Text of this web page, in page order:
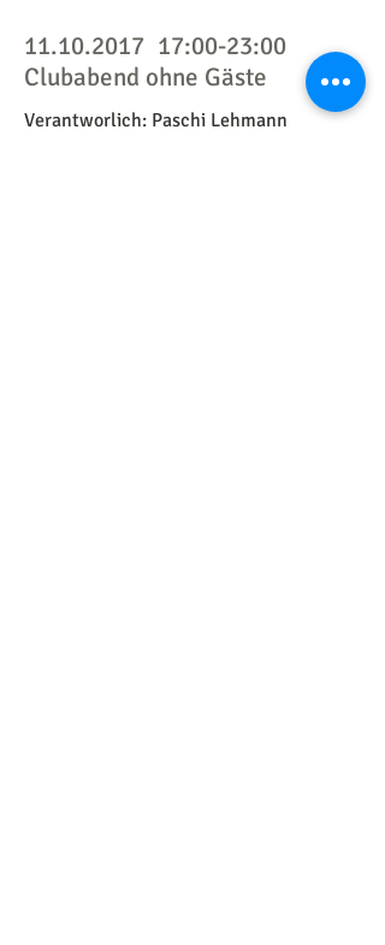
11.10.2017 17:00-23:00
Clubabend ohne Gäste
Verantworlich: Paschi Lehmann